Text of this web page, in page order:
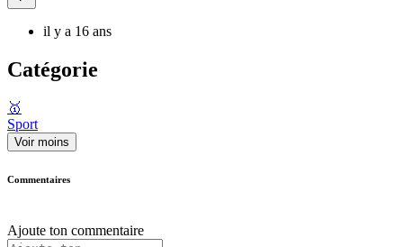
il y a 16 ans
Catégorie
🥇
Sport
Voir moins
Commentaires
Ajoute ton commentaire